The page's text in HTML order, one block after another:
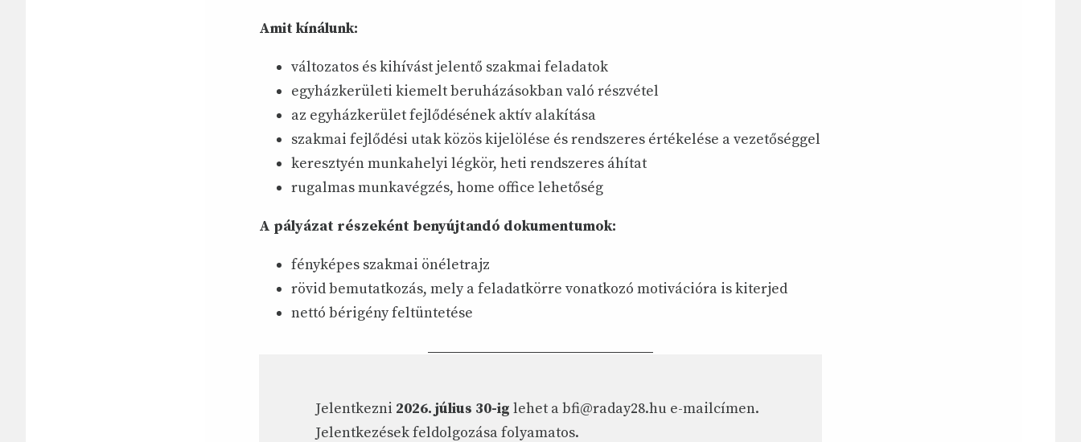
Amit kínálunk:
változatos és kihívást jelentő szakmai feladatok
egyházkerületi kiemelt beruházásokban való részvétel
az egyházkerület fejlődésének aktív alakítása
szakmai fejlődési utak közös kijelölése és rendszeres értékelése a vezetőséggel
keresztyén munkahelyi légkör, heti rendszeres áhítat
rugalmas munkavégzés, home office lehetőség
A pályázat részeként benyújtandó dokumentumok:
fényképes szakmai önéletrajz
rövid bemutatkozás, mely a feladatkörre vonatkozó motivációra is kiterjed
nettó bérigény feltüntetése
Jelentkezni 2026. július 30-ig lehet a bfi@raday28.hu e-mailcímen.
Jelentkezések feldolgozása folyamatos.